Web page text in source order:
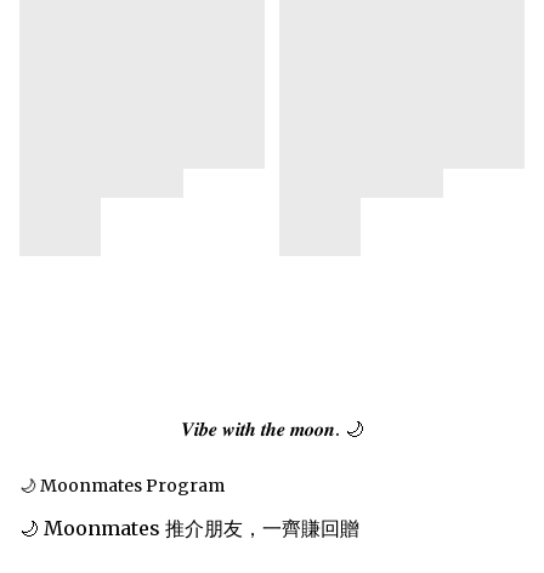
𝑽𝒊𝒃𝒆 𝒘𝒊𝒕𝒉 𝒕𝒉𝒆 𝒎𝒐𝒐𝒏. 🌙
🌙 Moonmates Program
🌙 Moonmates 推介朋友，一齊賺回贈